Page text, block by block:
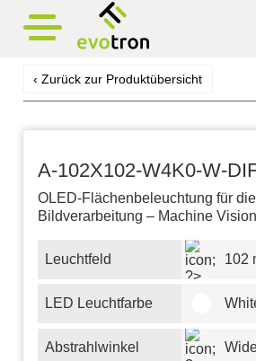
‹ Zurück zur Produktübersicht
A-102X102-W4K0-W-
OLED-Flächenbeleuchtung für
Bildverarbeitung – Machine Vision
Leuchtfeld 102
LED Leuchtfarbe
Abstrahlwinkel
evotronControl
evotronacademy